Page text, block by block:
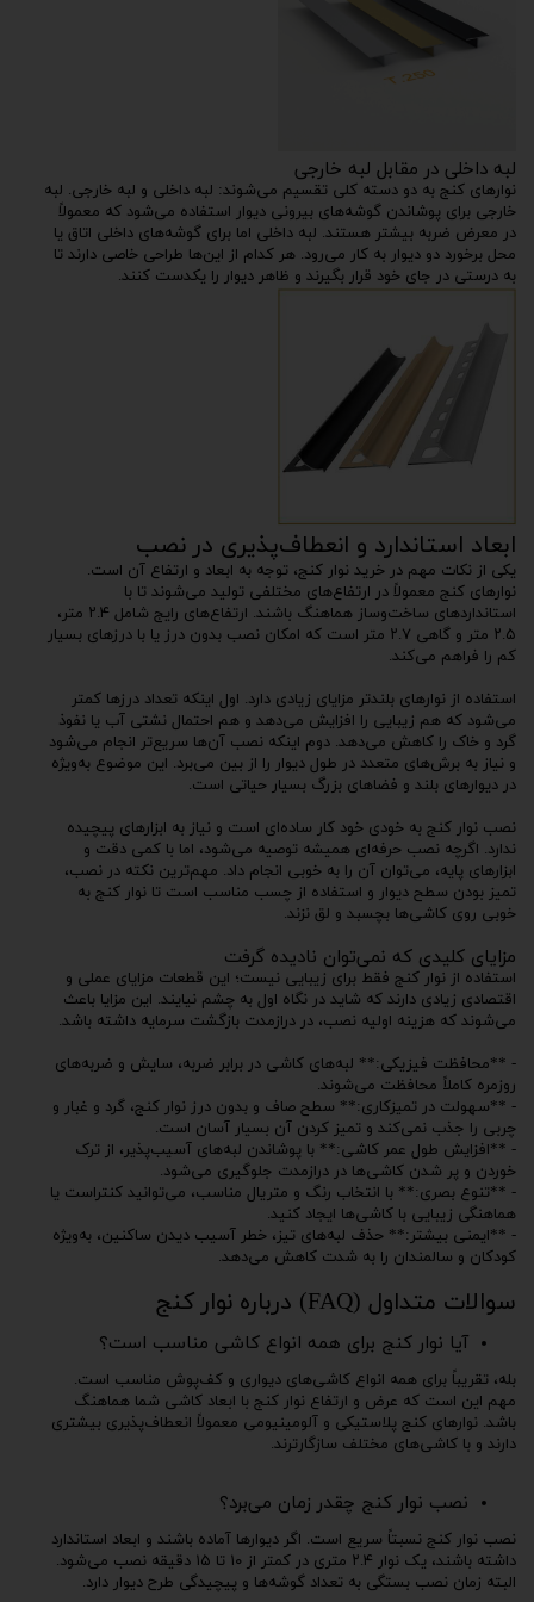
لبه داخلی در مقابل لبه خارجی
نوارهای کنج به دو دسته کلی تقسیم می‌شوند: لبه داخلی و لبه خارجی. لبه
خارجی برای پوشاندن گوشه‌های بیرونی دیوار استفاده می‌شود که معمولاً
در معرض ضربه بیشتر هستند. لبه داخلی اما برای گوشه‌های داخلی اتاق یا
محل برخورد دو دیوار به کار می‌رود. هر کدام از این‌ها طراحی خاصی دارند تا
به درستی در جای خود قرار بگیرند و ظاهر دیوار را یکدست کنند.
ابعاد استاندارد و انعطاف‌پذیری در نصب
یکی از نکات مهم در خرید نوار کنج، توجه به ابعاد و ارتفاع آن است.
نوارهای کنج معمولاً در ارتفاع‌های مختلفی تولید می‌شوند تا با
استانداردهای ساخت‌وساز هماهنگ باشند. ارتفاع‌های رایج شامل ۲.۴ متر،
۲.۵ متر و گاهی ۲.۷ متر است که امکان نصب بدون درز یا با درزهای بسیار
کم را فراهم می‌کند.
استفاده از نوارهای بلندتر مزایای زیادی دارد. اول اینکه تعداد درزها کمتر
می‌شود که هم زیبایی را افزایش می‌دهد و هم احتمال نشتی آب یا نفوذ
گرد و خاک را کاهش می‌دهد. دوم اینکه نصب آن‌ها سریع‌تر انجام می‌شود
و نیاز به برش‌های متعدد در طول دیوار را از بین می‌برد. این موضوع به‌ویژه
در دیوارهای بلند و فضاهای بزرگ بسیار حیاتی است.
نصب نوار کنج به خودی خود کار ساده‌ای است و نیاز به ابزارهای پیچیده
ندارد. اگرچه نصب حرفه‌ای همیشه توصیه می‌شود، اما با کمی دقت و
ابزارهای پایه، می‌توان آن را به خوبی انجام داد. مهم‌ترین نکته در نصب،
تمیز بودن سطح دیوار و استفاده از چسب مناسب است تا نوار کنج به
خوبی روی کاشی‌ها بچسبد و لق نزند.
مزایای کلیدی که نمی‌توان نادیده گرفت
استفاده از نوار کنج فقط برای زیبایی نیست؛ این قطعات مزایای عملی و
اقتصادی زیادی دارند که شاید در نگاه اول به چشم نیایند. این مزایا باعث
می‌شوند که هزینه اولیه نصب، در درازمدت بازگشت سرمایه داشته باشد.
- **محافظت فیزیکی:** لبه‌های کاشی در برابر ضربه، سایش و ضربه‌های
روزمره کاملاً محافظت می‌شوند.
- **سهولت در تمیزکاری:** سطح صاف و بدون درز نوار کنج، گرد و غبار و
چربی را جذب نمی‌کند و تمیز کردن آن بسیار آسان است.
- **افزایش طول عمر کاشی:** با پوشاندن لبه‌های آسیب‌پذیر، از ترک
خوردن و پر شدن کاشی‌ها در درازمدت جلوگیری می‌شود.
- **تنوع بصری:** با انتخاب رنگ و متریال مناسب، می‌توانید کنتراست یا
هماهنگی زیبایی با کاشی‌ها ایجاد کنید.
- **ایمنی بیشتر:** حذف لبه‌های تیز، خطر آسیب دیدن ساکنین، به‌ویژه
کودکان و سالمندان را به شدت کاهش می‌دهد.
سوالات متداول (FAQ) درباره نوار کنج
آیا نوار کنج برای همه انواع کاشی مناسب است؟
بله، تقریباً برای همه انواع کاشی‌های دیواری و کف‌پوش مناسب است.
مهم این است که عرض و ارتفاع نوار کنج با ابعاد کاشی شما هماهنگ
باشد. نوارهای کنج پلاستیکی و آلومینیومی معمولاً انعطاف‌پذیری بیشتری
دارند و با کاشی‌های مختلف سازگارترند.
نصب نوار کنج چقدر زمان می‌برد؟
نصب نوار کنج نسبتاً سریع است. اگر دیوارها آماده باشند و ابعاد استاندارد
داشته باشند، یک نوار ۲.۴ متری در کمتر از ۱۰ تا ۱۵ دقیقه نصب می‌شود.
البته زمان نصب بستگی به تعداد گوشه‌ها و پیچیدگی طرح دیوار دارد.